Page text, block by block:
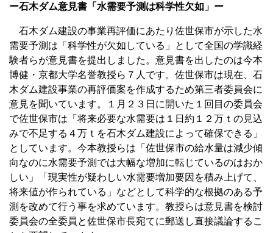
ー石木ダム意見書「水需要予測は科学性欠如」ー
石木ダム建設の事業再評価にあたり佐世保市が示した水
需要予測は「科学性が欠如している」として全国の学識経
験者らが意見書を提出しました。意見書を出したのは今本
博健・京都大学名誉教授ら７人です。佐世保市は現在、石
木ダム建設事業の再評価案を作成するため第三者委員会に
意見を聞いています。１月２３日に開いた１回目の委員会
で佐世保市は「将来必要な水需要は１日約１２万ｔの見込
みで不足する４万ｔを石木ダム建設によって確保できる」
としています。今本教授らは「佐世保市の給水量は減少傾
向なのに水需要予測では大幅な増加に転じているのはおか
しい」「現実性が疑わしい水需要増加要因を積み上げて、
将来値が作られている」などとして科学的な根拠のある予
測を改めて行う事を求めています。教授らは意見書を検討
委員会の全委員と佐世保市長宛てに郵送し直接議論するこ